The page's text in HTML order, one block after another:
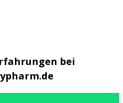
bei